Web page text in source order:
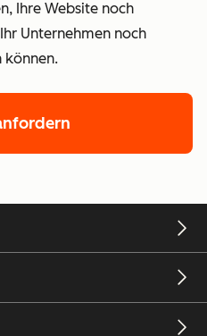
Ihre Website noch
Unternehmen noch
können.